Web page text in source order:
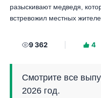
разыскивают медведя,
встревожил местных
9 362 4
Смотрите все
2026 год.